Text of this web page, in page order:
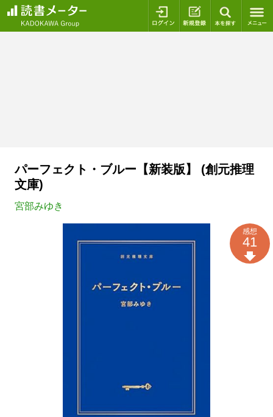
ログイン 新規登録
パーフェクト・ブルー【新装版】 (創元推理
文庫)
宮部みゆき
感想
41